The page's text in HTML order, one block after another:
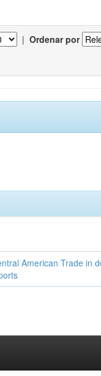
| Ordenar por
American Trade in